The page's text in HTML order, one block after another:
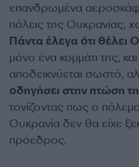
επανδρωμένα
πόλεις της Ουκρανίας,
Πάντα έλεγα ότι θέλει
μόνο ένα κομμάτι της,
αποδεικνύεται σωστό,
οδηγήσει στην πτώση
τονίζοντας πως ο
Ουκρανία δεν θα είχε
πρόεδρος.